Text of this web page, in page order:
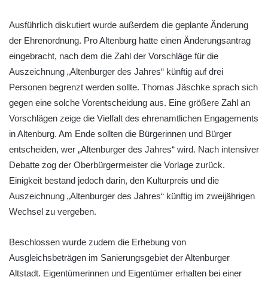
Ausführlich diskutiert wurde außerdem die geplante Änderung
der Ehrenordnung. Pro Altenburg hatte einen Änderungsantrag
eingebracht, nach dem die Zahl der Vorschläge für die
Auszeichnung „Altenburger des Jahres“ künftig auf drei
Personen begrenzt werden sollte. Thomas Jäschke sprach sich
gegen eine solche Vorentscheidung aus. Eine größere Zahl an
Vorschlägen zeige die Vielfalt des ehrenamtlichen Engagements
in Altenburg. Am Ende sollten die Bürgerinnen und Bürger
entscheiden, wer „Altenburger des Jahres“ wird. Nach intensiver
Debatte zog der Oberbürgermeister die Vorlage zurück.
Einigkeit bestand jedoch darin, den Kulturpreis und die
Auszeichnung „Altenburger des Jahres“ künftig im zweijährigen
Wechsel zu vergeben.
Beschlossen wurde zudem die Erhebung von
Ausgleichsbeträgen im Sanierungsgebiet der Altenburger
Altstadt. Eigentümerinnen und Eigentümer erhalten bei einer